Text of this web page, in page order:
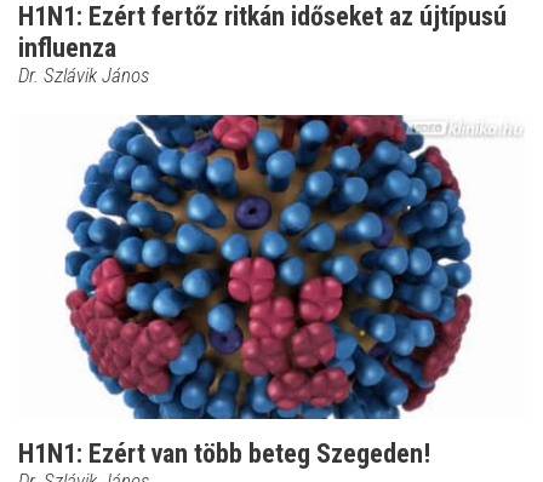
H1N1: Ezért fertőz ritkán időseket az újtípusú
influenza
Dr. Szlávik János
H1N1: Ezért van több beteg Szegeden!